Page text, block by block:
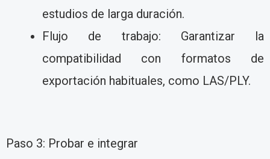
estudios de larga duración.
Flujo de trabajo: Garantizar la
compatibilidad con formatos de
exportación habituales, como LAS/PLY.
Paso 3: Probar e integrar